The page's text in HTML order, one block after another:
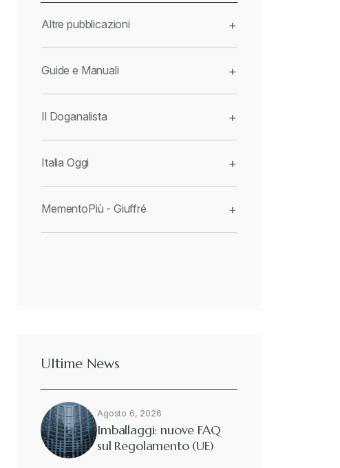
Altre pubblicazioni +
Guide e Manuali +
Il Doganalista +
Italia Oggi +
MementoPiù - Giuffré +
Ultime News
Agosto 6, 2026
Imballaggi: nuove FAQ
sul Regolamento (UE)